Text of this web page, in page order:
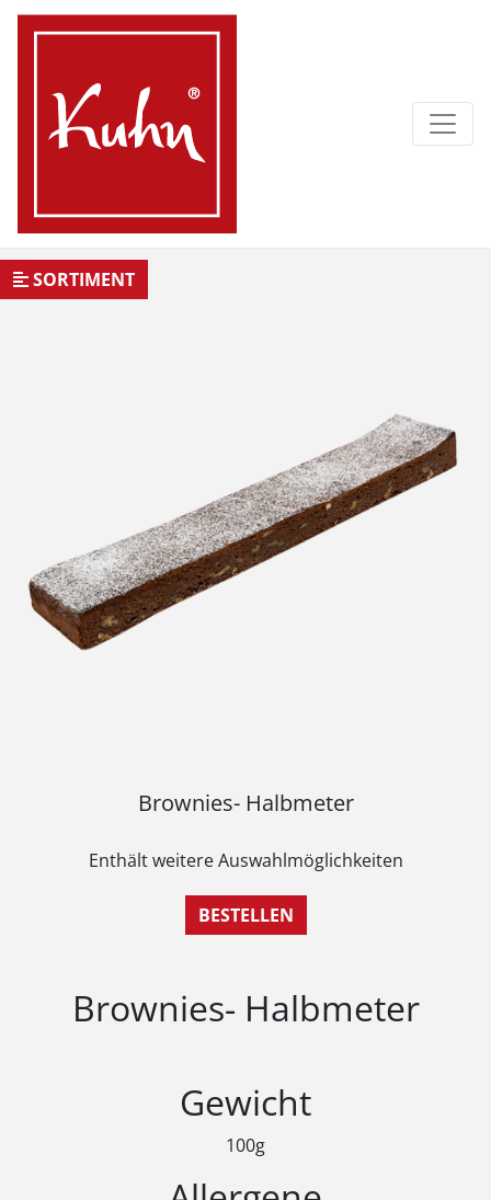
SORTIMENT
Brownies- Halbmeter
Enthält weitere Auswahlmöglichkeiten
BESTELLEN
Brownies- Halbmeter
Gewicht
100g